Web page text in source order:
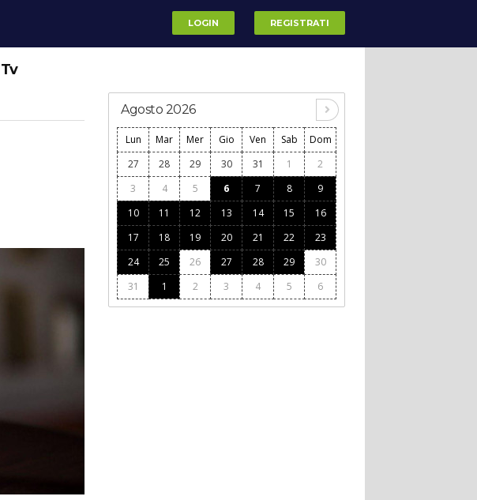
LOGIN REGISTRATI
Tv
Agosto 2026
Lun Mar Mer Gio Ven Sab
Dom
27
28 29 30 31 1
2
3
4 5 6 7 8
9
10
11 12 13 14 15
16
17
18 19 20 21 22
23
24
25 26 27 28 29
30
31
1 2 3 4 5 6